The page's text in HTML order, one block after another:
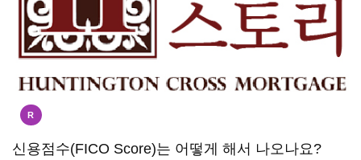
R
신용점수(FICO Score)는 어떻게 해서 나오나요?